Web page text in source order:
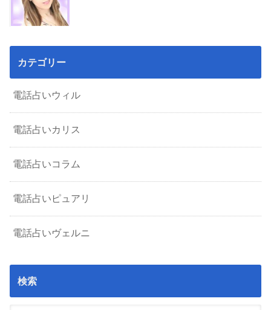
カテゴリー
電話占いウィル
電話占いカリス
電話占いコラム
電話占いピュアリ
電話占いヴェルニ
検索